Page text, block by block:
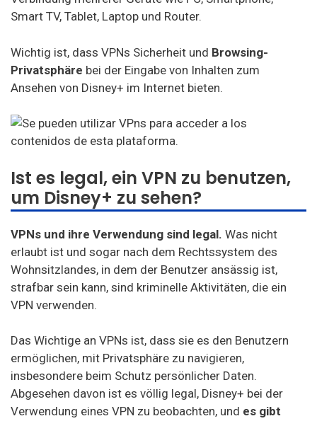
Smart TV, Tablet, Laptop und Router.
Wichtig ist, dass VPNs Sicherheit und Browsing-
Privatsphäre bei der Eingabe von Inhalten zum
Ansehen von Disney+ im Internet bieten.
Ist es legal, ein VPN zu benutzen,
um Disney+ zu sehen?
VPNs und ihre Verwendung sind legal. Was nicht
erlaubt ist und sogar nach dem Rechtssystem des
Wohnsitzlandes, in dem der Benutzer ansässig ist,
strafbar sein kann, sind kriminelle Aktivitäten, die ein
VPN verwenden.
Das Wichtige an VPNs ist, dass sie es den Benutzern
ermöglichen, mit Privatsphäre zu navigieren,
insbesondere beim Schutz persönlicher Daten.
Abgesehen davon ist es völlig legal, Disney+ bei der
Verwendung eines VPN zu beobachten, und es gibt